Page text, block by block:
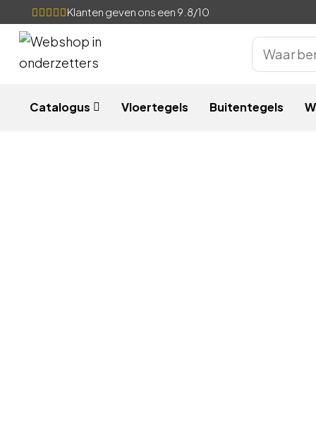
Klanten geven ons een 9.8/10
Catalogus Vloertegels Buitentegels